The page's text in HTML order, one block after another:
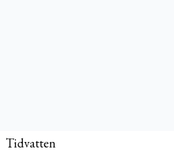
Tidvatten